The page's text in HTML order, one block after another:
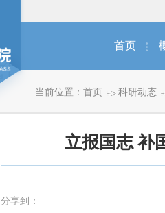
首页
当前位置： 首页 科研动态
立报国志 补
分享到：